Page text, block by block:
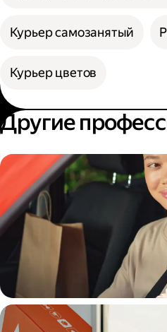
Курьер самозанятый
Курьер цветов
Другие
Автокурьер